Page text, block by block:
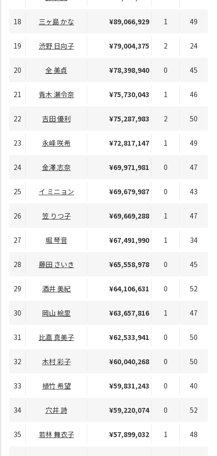
18 三ヶ島 かな ¥89,066,929 1 49
19 渋野 日向子 ¥79,004,375 2 24
20 全 美貞 ¥78,398,940 0 45
21 青木 瀬令奈 ¥75,730,043 1 46
22 吉田 優利 ¥75,287,983 2 50
23 永峰 咲希 ¥72,817,147 1 49
24 金澤 志奈 ¥69,971,981 0 47
25 イ ミニョン ¥69,679,987 0 43
26 笠 りつ子 ¥69,669,288 1 47
27 堀 琴音 ¥67,491,990 1 34
28 藤田 さいき ¥65,558,978 0 45
29 酒井 美紀 ¥64,106,631 0 52
30 岡山 絵里 ¥63,657,816 1 47
31 比嘉 真美子 ¥62,533,941 0 50
32 木村 彩子 ¥60,040,268 0 50
33 植竹 希望 ¥59,831,243 0 40
34 穴井 詩 ¥59,220,074 0 52
35 若林 舞衣子 ¥57,899,032 1 48